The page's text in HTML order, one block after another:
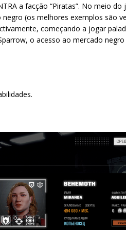
a facção “Piratas”. No meio
(os melhores exemplos são
começando a jogar
o acesso ao mercado